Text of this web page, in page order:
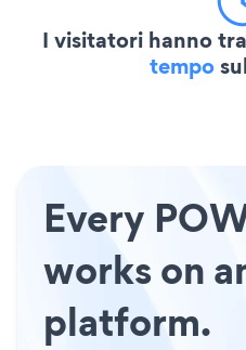
I visitatori hanno
tempo
Every
works on
platform.